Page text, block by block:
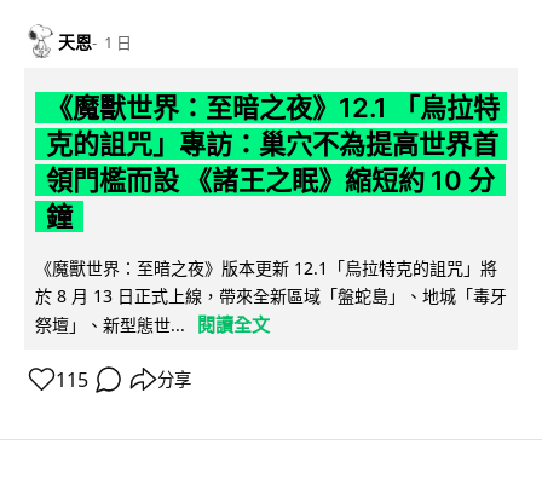
天恩 1 日
《魔獸世界：至暗之夜》12.1 「烏拉特
克的詛咒」專訪：巢穴不為提高世界首
領門檻而設 《諸王之眠》縮短約 10 分
鐘
《魔獸世界：至暗之夜》版本更新 12.1「烏拉特克的詛咒」將
於 8 月 13 日正式上線，帶來全新區域「盤蛇島」、地城「毒牙
祭壇」、新型態世...
閱讀全文
115 分享